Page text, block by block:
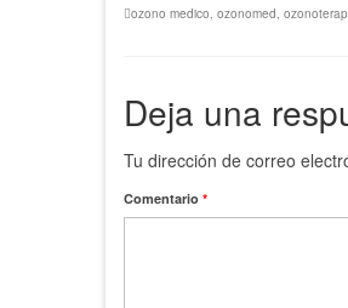
ozono medico ozonomed
Deja una
Tu dirección de correo
Comentario *